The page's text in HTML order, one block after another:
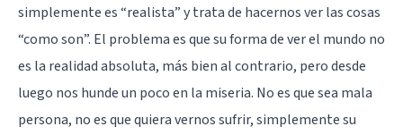
simplemente es “realista” y trata de hacernos ver las cosas
“como son”. El problema es que su forma de ver el mundo no
es la realidad absoluta, más bien al contrario, pero desde
luego nos hunde un poco en la miseria. No es que sea mala
persona, no es que quiera vernos sufrir, simplemente su